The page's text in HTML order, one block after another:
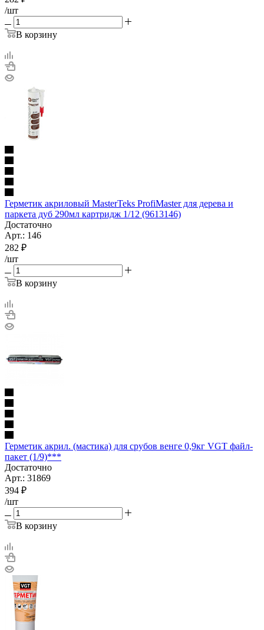
/шт
В корзину
Герметик акриловый MasterTeks ProfiMaster для дерева и
паркета дуб 290мл картридж 1/12 (9613146)
Достаточно
Арт.: 146
282 ₽
/шт
В корзину
Герметик акрил. (мастика) для срубов венге 0,9кг VGT файл-
пакет (1/9)***
Достаточно
Арт.: 31869
394 ₽
/шт
В корзину